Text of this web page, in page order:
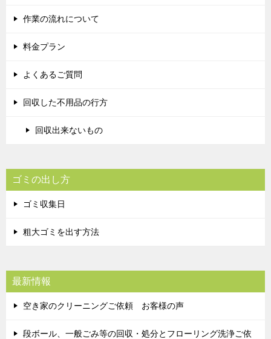
作業の流れについて
料金プラン
よくあるご質問
回収した不用品の行方
回収出来ないもの
ゴミの出し方
ゴミ収集日
粗大ゴミを出す方法
最新情報
空き家のクリーニングご依頼 お客様の声
段ボール、一般ごみ等の回収・処分とフローリング洗浄ご依